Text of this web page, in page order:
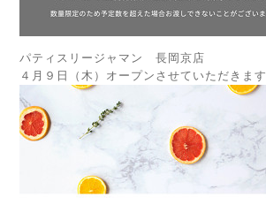
パティスリージャマン 長岡京店
４月９日（木）オープンさせていただきます